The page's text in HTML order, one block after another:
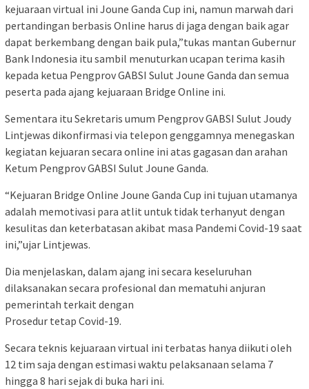
kejuaraan virtual ini Joune Ganda Cup ini, namun marwah dari
pertandingan berbasis Online harus di jaga dengan baik agar
dapat berkembang dengan baik pula,”tukas mantan Gubernur
Bank Indonesia itu sambil menuturkan ucapan terima kasih
kepada ketua Pengprov GABSI Sulut Joune Ganda dan semua
peserta pada ajang kejuaraan Bridge Online ini.
Sementara itu Sekretaris umum Pengprov GABSI Sulut Joudy
Lintjewas dikonfirmasi via telepon genggamnya menegaskan
kegiatan kejuaran secara online ini atas gagasan dan arahan
Ketum Pengprov GABSI Sulut Joune Ganda.
“Kejuaran Bridge Online Joune Ganda Cup ini tujuan utamanya
adalah memotivasi para atlit untuk tidak terhanyut dengan
kesulitas dan keterbatasan akibat masa Pandemi Covid-19 saat
ini,”ujar Lintjewas.
Dia menjelaskan, dalam ajang ini secara keseluruhan
dilaksanakan secara profesional dan mematuhi anjuran
pemerintah terkait dengan
Prosedur tetap Covid-19.
Secara teknis kejuaraan virtual ini terbatas hanya diikuti oleh
12 tim saja dengan estimasi waktu pelaksanaan selama 7
hingga 8 hari sejak di buka hari ini.